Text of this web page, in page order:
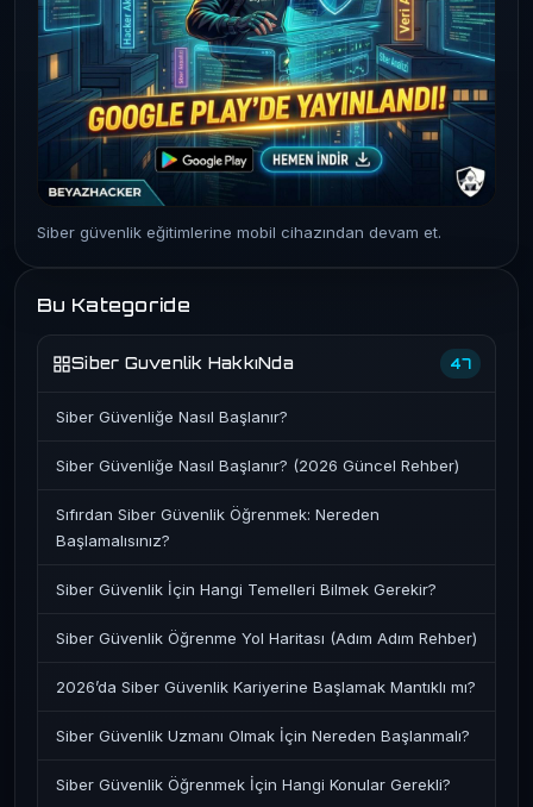
Siber güvenlik eğitimlerine mobil cihazından devam et.
Bu Kategoride
Siber Guvenlik HakkıNda 47
Siber Güvenliğe Nasıl Başlanır?
Siber Güvenliğe Nasıl Başlanır? (2026 Güncel Rehber)
Sıfırdan Siber Güvenlik Öğrenmek: Nereden
Başlamalısınız?
Siber Güvenlik İçin Hangi Temelleri Bilmek Gerekir?
Siber Güvenlik Öğrenme Yol Haritası (Adım Adım Rehber)
2026’da Siber Güvenlik Kariyerine Başlamak Mantıklı mı?
Siber Güvenlik Uzmanı Olmak İçin Nereden Başlanmalı?
Siber Güvenlik Öğrenmek İçin Hangi Konular Gerekli?